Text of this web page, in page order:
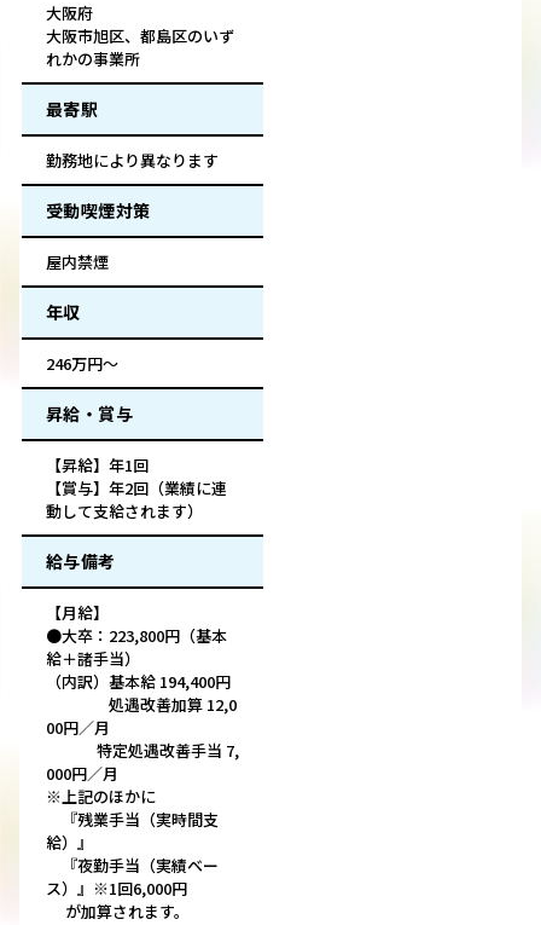
大阪府
大阪市旭区、都島区のいず
れかの事業所
最寄駅
勤務地により異なります
受動喫煙対策
屋内禁煙
年収
246万円～
昇給・賞与
【昇給】年1回
【賞与】年2回（業績に連
動して支給されます）
給与備考
【月給】
●大卒：223,800円（基本
給＋諸手当）
（内訳）基本給 194,400円
処遇改善加算 12,0
00円／月
特定処遇改善手当 7,
000円／月
※上記のほかに
『残業手当（実時間支
給）』
『夜勤手当（実績ベー
ス）』※1回6,000円
が加算されます。